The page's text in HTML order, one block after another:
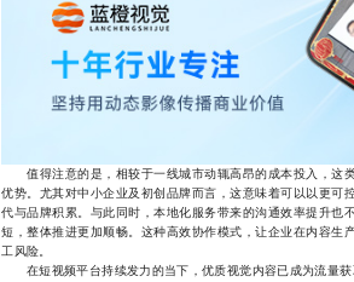
值得注意的是，相较于一线城市动辄高昂的成本投入，这
优势。尤其对中小企业及初创品牌而言，这意味着可以以更可
代与品牌积累。与此同时，本地化服务带来的沟通效率提升
短，整体推进更加顺畅。这种高效协作模式，让企业在内容生
工风险。
在短视频平台持续发力的当下，优质视觉内容已成为流量获